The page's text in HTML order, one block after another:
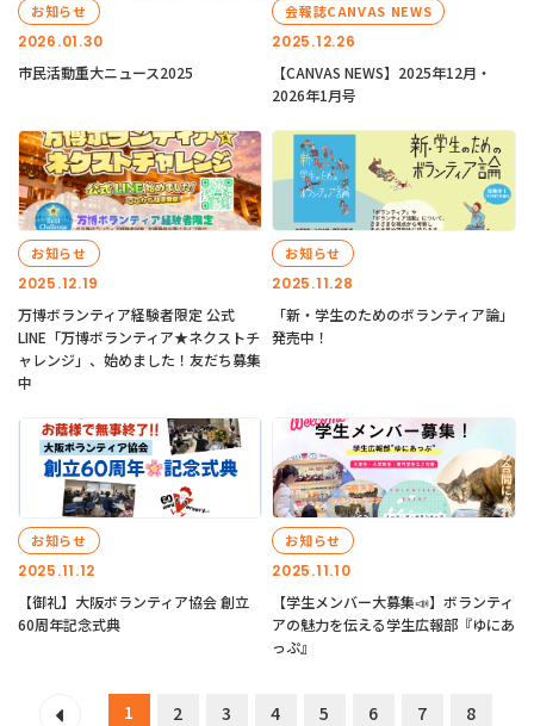
2026.01.30
お知らせ
市民活動重大ニュース2025
2025.12.26
会報誌CANVAS NEWS
【CANVAS NEWS】2025年12月・
2026年1月号
2025.12.19
お知らせ
万博ボランティア経験者限定 公式
LINE「万博ボランティア★ネクストチ
ャレンジ」、始めました！友だち募集
中
2025.11.28
お知らせ
「新・学生のためのボランティア論」
発売中！
2025.11.12
お知らせ
【御礼】大阪ボランティア協会 創立
60周年記念式典
2025.11.10
お知らせ
【学生メンバー大募集📣】ボランティ
アの魅力を伝える学生広報部『ゆにあ
っぷ』
1 2 3 4 5 6 7
8